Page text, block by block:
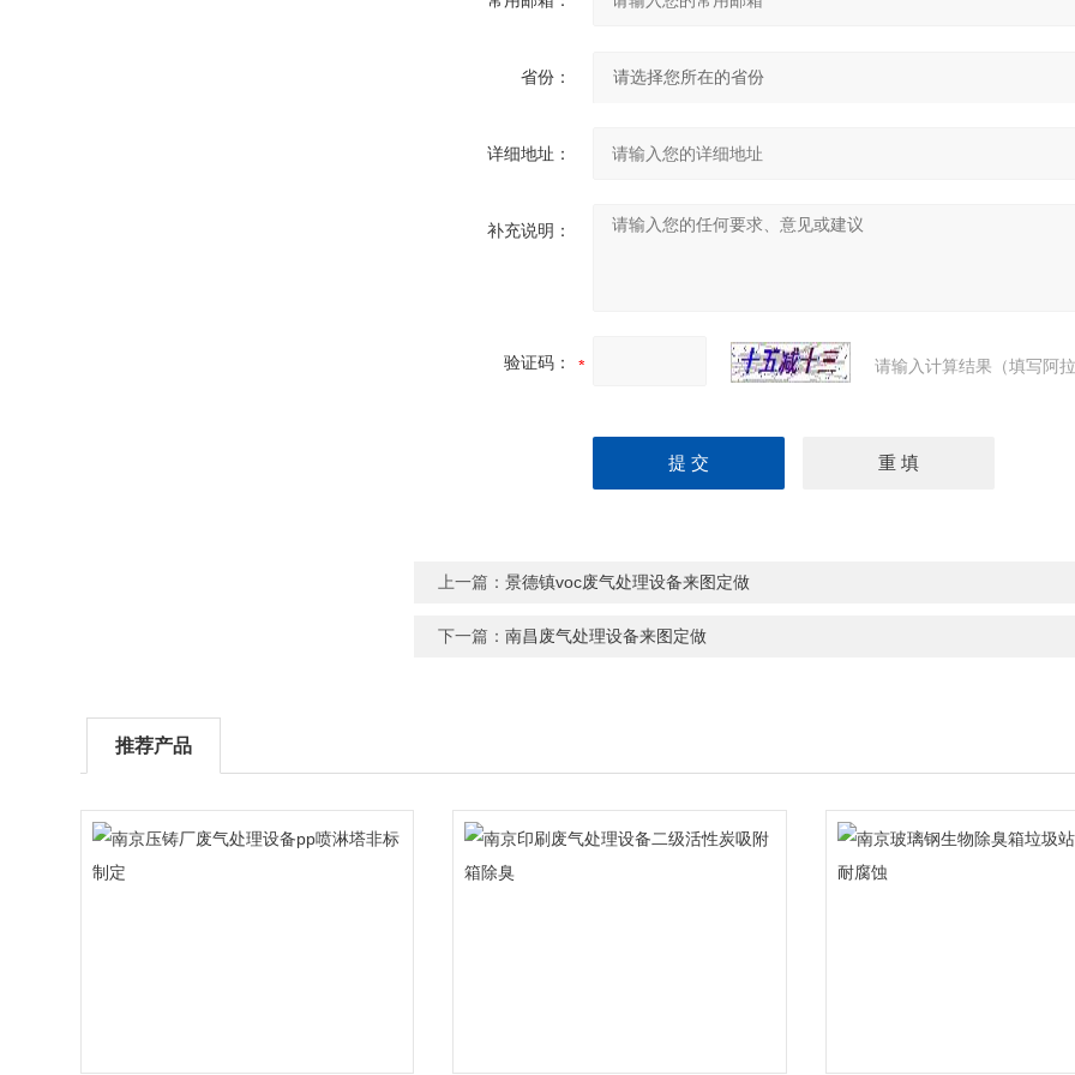
省份：
详细地址：
补充说明：
验证码： 请输入计算结果（填写阿
上一篇：景德镇voc废气处理设备来图定做
下一篇：南昌废气处理设备来图定做
推荐产品